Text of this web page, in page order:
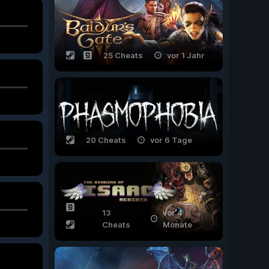
25 Cheats vor 1 Jahr
20 Cheats vor 6 Tage
13
Cheats
vor 4
Monate